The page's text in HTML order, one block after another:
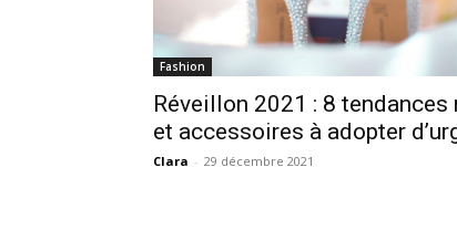
Fashion
Réveillon 2021 : 8 tendances
et accessoires à adopter
Clara - 29 décembre 2021